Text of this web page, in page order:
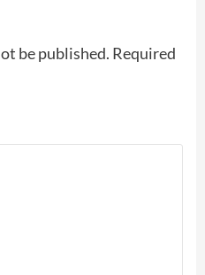
be published. Required